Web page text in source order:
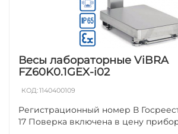
Весы лабораторные ViBRA
FZ60K0.1GEX-i02
КОД:1140400109
Регистрационный номер В
17 Поверка включена в цену